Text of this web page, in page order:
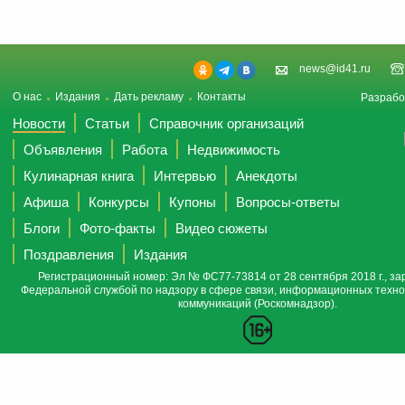
news@id41.ru
О нас Издания Дать рекламу Контакты
Новости Статьи
Справочник организаций
Объявления
Работа
Недвижимость
Кулинарная книга
Интервью
Анекдоты
Афиша
Конкурсы Купоны
Вопросы-ответы
Блоги
Фото-факты
Видео сюжеты
Поздравления
Издания
Регистрационный номер: Эл № ФС77-73814 от 28 сентября 2018 г.,
Федеральной службой по надзору в сфере связи, информационных
коммуникаций (Роскомнадзор).